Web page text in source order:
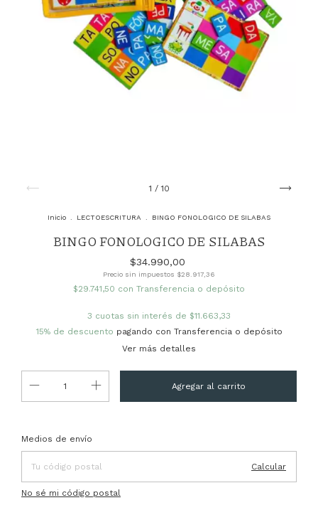
1 /10
Inicio LECTOESCRITURA BINGO FONOLOGICO DE SILABAS
BINGO FONOLOGICO DE SILABAS
$34.990,00
Precio sin impuestos $28.917,36
$29.741,50 con Transferencia o depósito
3 cuotas sin interés de $11.663,33
15% de descuento pagando con Transferencia o depósito
Ver más detalles
Entregas para el CP:
Medios de envío
Calcular
No sé mi código postal